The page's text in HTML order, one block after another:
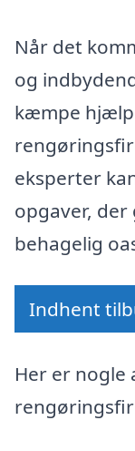
Når det
og
kæmpe hjælp
eksperter
opgaver,
behagelig
Indhent
Her er nogle